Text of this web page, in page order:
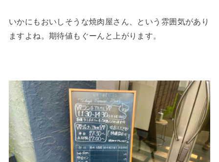
いかにもおいしそうな焼肉屋さん、という雰囲気があり
ますよね。期待値もぐーんと上がります。